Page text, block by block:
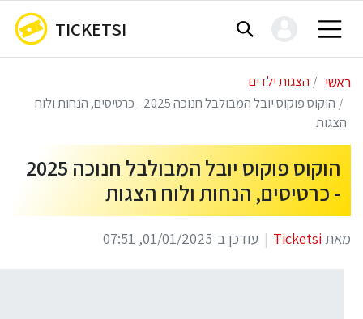
TICKETSI
ראשי
הצגות ילדים
הוקוס פוקוס יובל המבולבל חנוכה 2025 - כרטיסים, הנחות ולוח
הצגות
הוקוס פוקוס יובל המבולבל חנוכה 2025
- כרטיסים, הנחות ולוח הצגות
מאת Ticketsi עודכן ב-01/01/2025, 07:51